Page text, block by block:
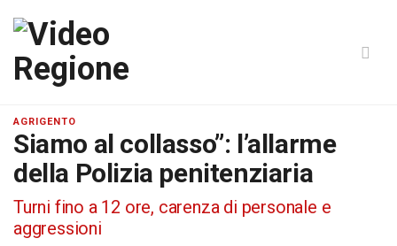
AGRIGENTO
Siamo al collasso”: l’allarme
della Polizia penitenziaria
Turni fino a 12 ore, carenza di personale e
aggressioni